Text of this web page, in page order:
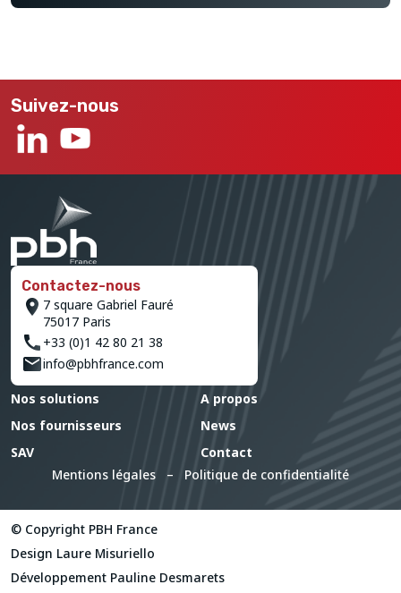
Suivez-nous
Contactez-nous
7 square Gabriel Fauré
75017 Paris
+33 (0)1 42 80 21 38
info@pbhfrance.com
Nos solutions
Nos fournisseurs
SAV
A propos
News
Contact
Mentions légales – Politique de confidentialité
© Copyright PBH France
Design Laure Misuriello
Développement Pauline Desmarets